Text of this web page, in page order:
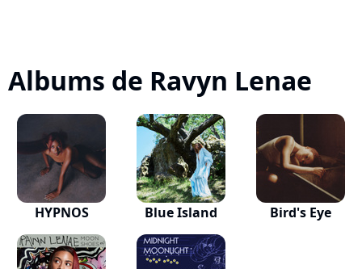
Albums de Ravyn Lenae
HYPNOS Blue Island Bird's Eye